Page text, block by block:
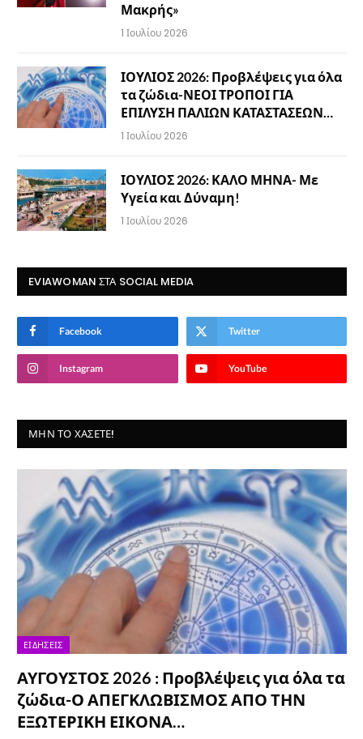
Μακρής»
1 Ιουλίου 2026
ΙΟΥΛΙΟΣ 2026: Προβλέψεις για όλα
τα ζώδια-ΝΕΟΙ ΤΡΟΠΟΙ ΓΙΑ
ΕΠΙΛΥΣΗ ΠΑΛΙΩΝ ΚΑΤΑΣΤΑΣΕΩΝ…
1 Ιουλίου 2026
ΙΟΥΛΙΟΣ 2026: ΚΑΛΟ ΜΗΝΑ- Με
Υγεία και Δύναμη!
1 Ιουλίου 2026
EVIAWOMAN ΣΤΑ SOCIAL MEDIA
Facebook Twitter
Instagram YouTube
ΜΗΝ ΤΟ ΧΆΣΕΤΕ!
ΕΙΔΉΣΕΙΣ
ΑΥΓΟΥΣΤΟΣ 2026 : Προβλέψεις για όλα τα
ζώδια-Ο ΑΠΕΓΚΛΩΒΙΣΜΟΣ ΑΠΟ ΤΗΝ
ΕΞΩΤΕΡΙΚΗ ΕΙΚΟΝΑ…